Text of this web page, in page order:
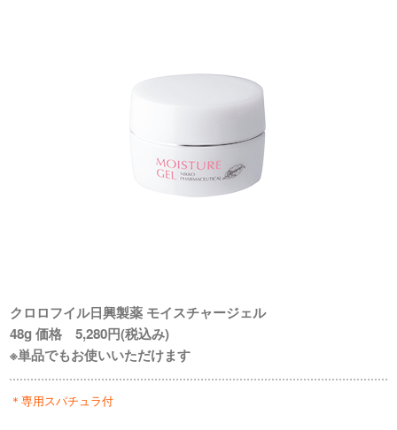
クロロフイル日興製薬 モイスチャージェル
48g 価格 5,280円(税込み)
※単品でもお使いいただけます
＊専用スパチュラ付